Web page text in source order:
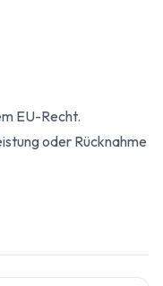
EU-Recht.
oder Rücknahme